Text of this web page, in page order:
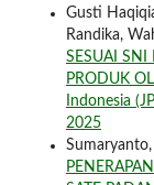
Gusti
Randika,
SESUAI SNI
PRODUK
Indonesia
2025